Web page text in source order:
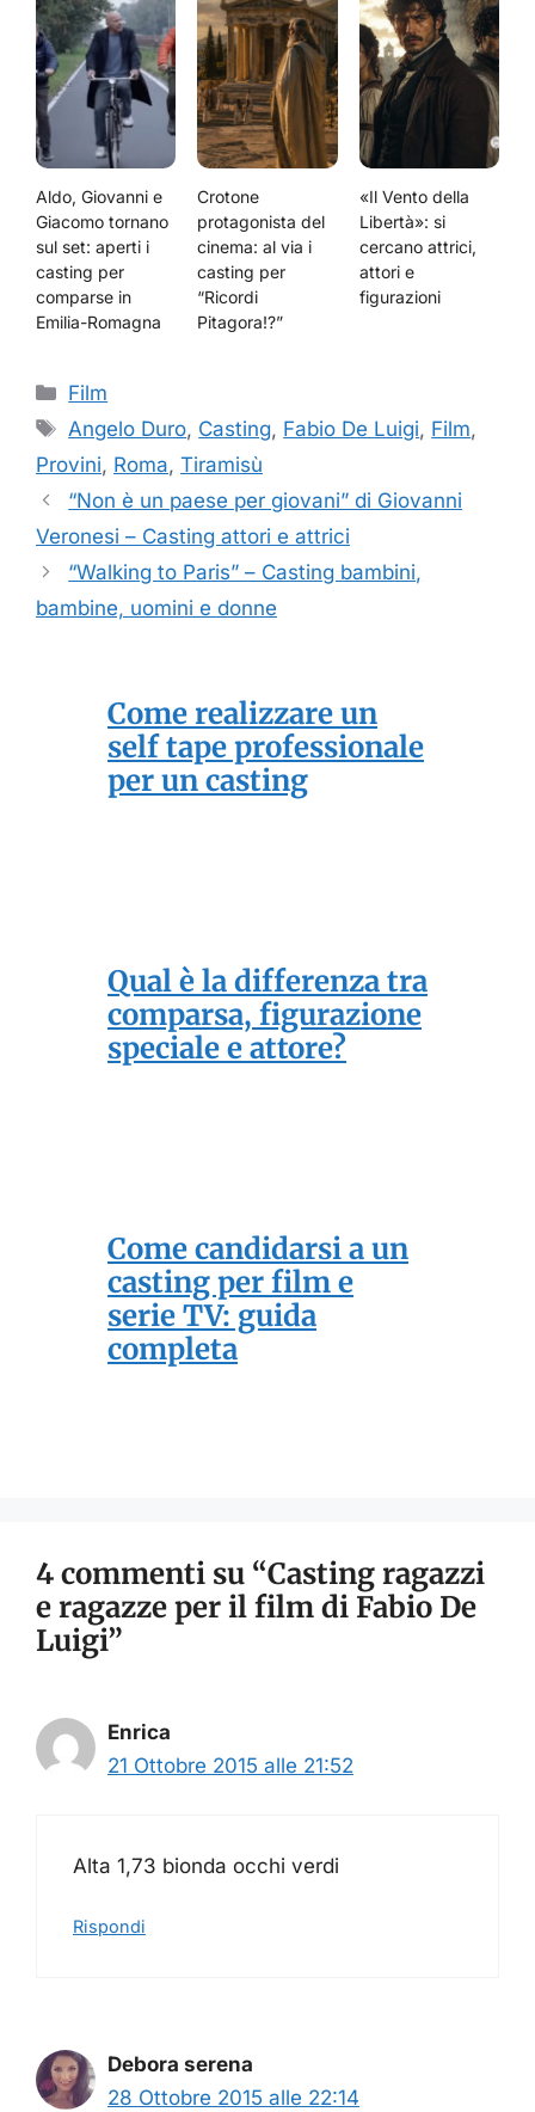
Aldo, Giovanni e
Giacomo tornano
sul set: aperti i
casting per
comparse in
Emilia-Romagna
Crotone
protagonista del
cinema: al via i
casting per
“Ricordi
Pitagora!?”
«Il Vento della
Libertà»: si
cercano attrici,
attori e
figurazioni
Categorie
Film
Tag
Angelo Duro, Casting, Fabio De Luigi, Film,
Provini, Roma, Tiramisù
“Non è un paese per giovani” di Giovanni
Veronesi – Casting attori e attrici
“Walking to Paris” – Casting bambini,
bambine, uomini e donne
Come realizzare un
self tape professionale
per un casting
Qual è la differenza tra
comparsa, figurazione
speciale e attore?
Come candidarsi a un
casting per film e
serie TV: guida
completa
4 commenti su “Casting ragazzi
e ragazze per il film di Fabio De
Luigi”
Enrica
21 Ottobre 2015 alle 21:52
Alta 1,73 bionda occhi verdi
Rispondi
Debora serena
28 Ottobre 2015 alle 22:14